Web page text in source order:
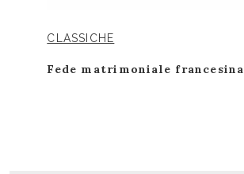
CLASSICHE
Fede matrimoniale francesina